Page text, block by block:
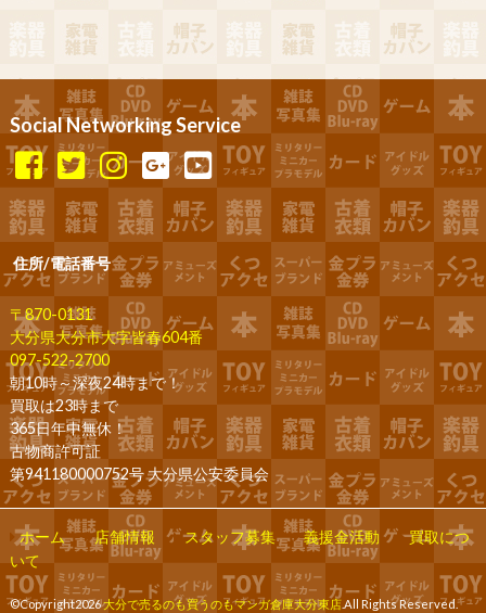
Social Networking Service
住所/電話番号
〒870-0131
大分県大分市大字皆春604番
097-522-2700
朝10時～深夜24時まで！
買取は23時まで
365日年中無休！
古物商許可証
第941180000752号 大分県公安委員会
ホーム 店舗情報 スタッフ募集 義援金活動
買取につ
いて
©Copyright2026大分で売るのも買うのもマンガ倉庫大分東店.All Rights Reserved.